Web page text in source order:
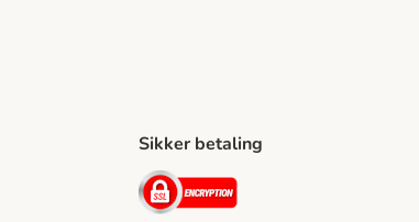
Sikker betaling
Security